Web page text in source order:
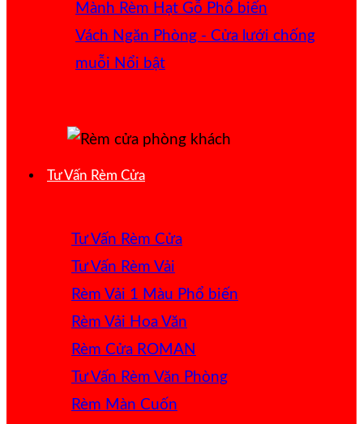
Mành Rèm Hạt Gỗ
Vách Ngăn Phòng - Cửa lưới chống
muỗi
Tư Vấn Rèm Cửa
Tư Vấn Rèm Cửa
Tư Vấn Rèm Vải
Rèm Vải 1 Màu
Rèm Vải Hoa Văn
Rèm Cửa ROMAN
Tư Vấn Rèm Văn Phòng
Rèm Màn Cuốn